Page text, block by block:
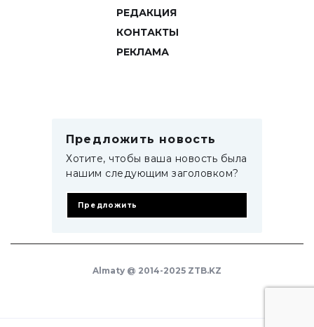
РЕДАКЦИЯ
КОНТАКТЫ
РЕКЛАМА
Предложить новость
Хотите, чтобы ваша новость была
нашим следующим заголовком?
Предложить
Almaty @ 2014-2025 ZTB.KZ